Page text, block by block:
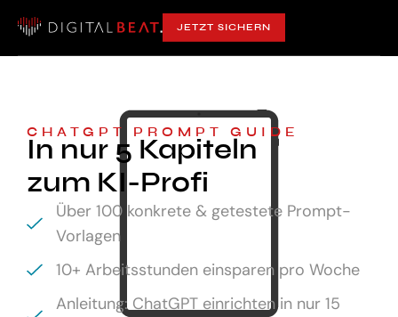
JETZT SICHERN
CHATGPT PROMPT GUIDE
In nur 5 Kapiteln
zum KI-Profi
Über 100 konkrete & getestete Prompt-
Vorlagen
10+ Arbeitsstunden einsparen pro Woche
Anleitung: ChatGPT einrichten in nur 15